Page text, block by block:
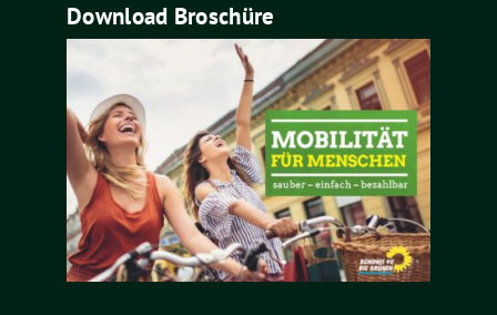
Download Broschüre